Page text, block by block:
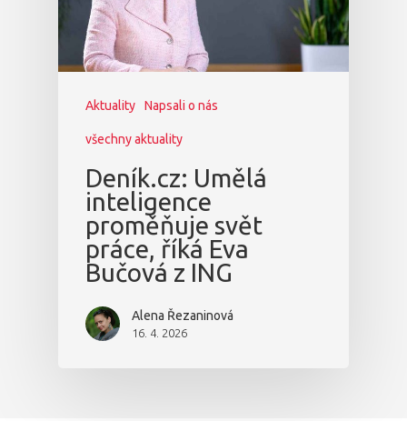
Aktuality Napsali o nás
všechny aktuality
Deník.cz: Umělá
inteligence
proměňuje svět
práce, říká Eva
Bučová z ING
Alena Řezaninová
16. 4. 2026